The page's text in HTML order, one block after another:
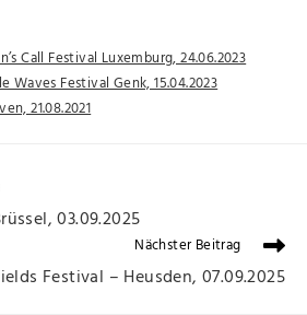
Call Festival Luxemburg, 24.06.2023
Festival Genk, 15.04.2023
21.08.2021
03.09.2025
Nächster Beitrag
Festival – Heusden, 07.09.2025